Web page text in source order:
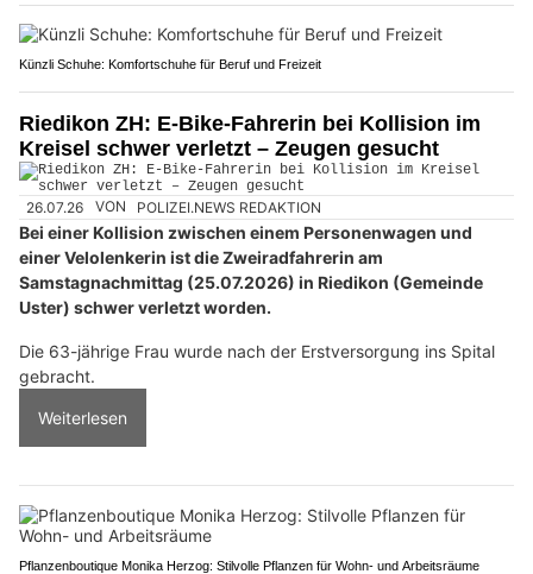
Künzli Schuhe: Komfortschuhe für Beruf und Freizeit
Riedikon ZH: E-Bike-Fahrerin bei Kollision im
Kreisel schwer verletzt – Zeugen gesucht
26.07.26 VON POLIZEI.NEWS REDAKTION
Bei einer Kollision zwischen einem Personenwagen und
einer Velolenkerin ist die Zweiradfahrerin am
Samstagnachmittag (25.07.2026) in Riedikon (Gemeinde
Uster) schwer verletzt worden.
Die 63-jährige Frau wurde nach der Erstversorgung ins Spital
gebracht.
Weiterlesen
Pflanzenboutique Monika Herzog: Stilvolle Pflanzen für Wohn- und Arbeitsräume